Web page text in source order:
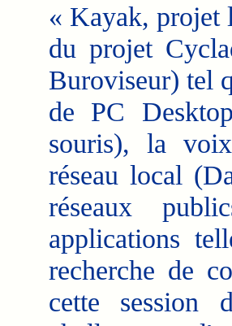
« Kayak, projet
du projet
Buroviseur) tel
de PC
souris), la
réseau local
réseaux
applications
recherche de
cette session